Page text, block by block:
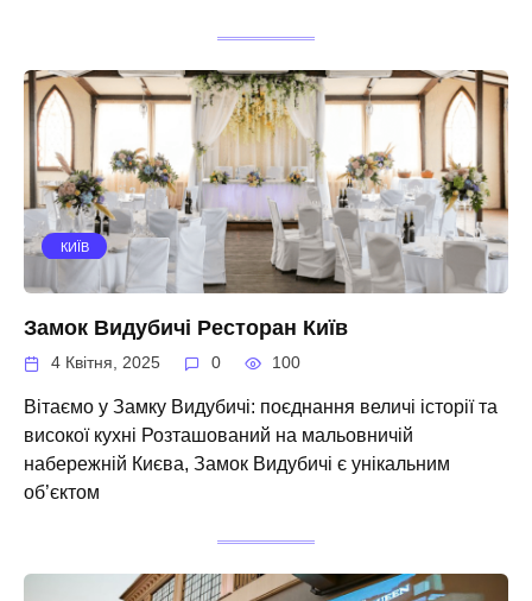
КИЇВ
Замок Видубичі Ресторан Київ
4 Квітня, 2025 0 100
Вітаємо у Замку Видубичі: поєднання величі історії та
високої кухні Розташований на мальовничій
набережній Києва, Замок Видубичі є унікальним
об’єктом